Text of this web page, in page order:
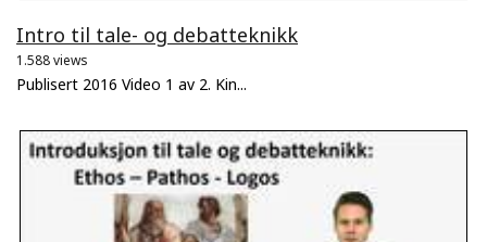
Intro til tale- og debatteknikk
1.588 views
Publisert 2016 Video 1 av 2. Kin...